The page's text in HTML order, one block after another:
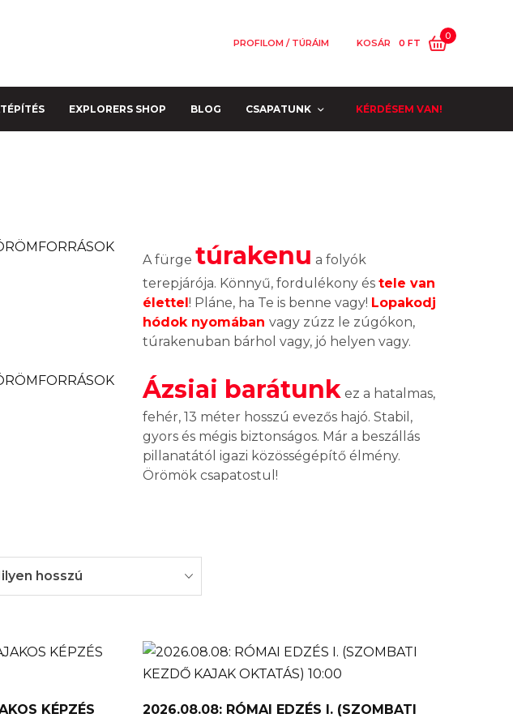
PROFILOM / TÚRÁIM KOSÁR 0 FT
0
EXPLORERS SHOP BLOG CSAPATUNK KÉRDÉSEM VAN!
A fürge túrakenu a folyók
terepjárója. Könnyű, fordulékony és tele van
élettel! Pláne, ha Te is benne vagy! Lopakodj
hódok nyomában vagy zúzz le zúgókon,
túrakenuban bárhol vagy, jó helyen vagy.
Ázsiai barátunk ez a hatalmas,
fehér, 13 méter hosszú evezős hajó. Stabil,
gyors és mégis biztonságos. Már a beszállás
pillanatától igazi közösségépítő élmény.
Örömök csapatostul!
hosszú
KÉPZÉS
2026.08.08: RÓMAI EDZÉS I. (SZOMBATI